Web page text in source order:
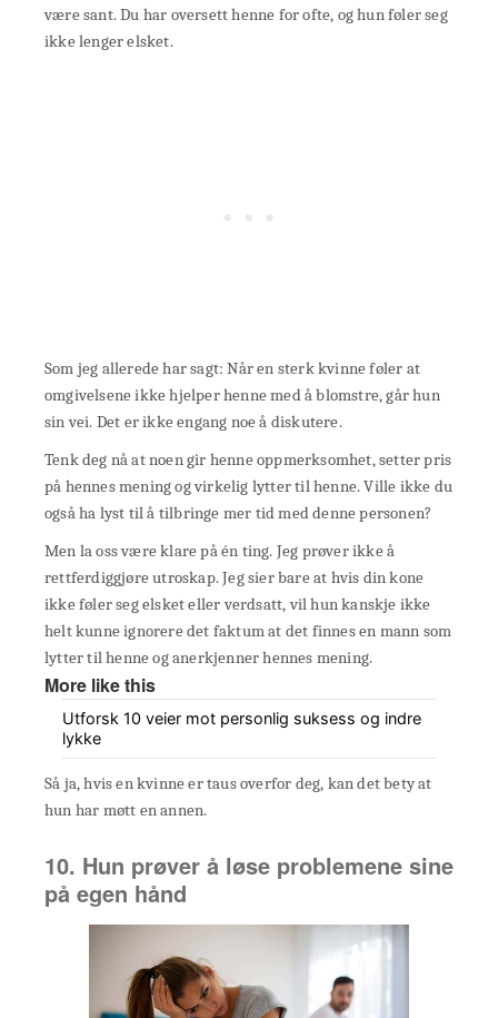
være sant. Du har oversett henne for ofte, og hun føler seg
ikke lenger elsket.
Som jeg allerede har sagt: Når en sterk kvinne føler at
omgivelsene ikke hjelper henne med å blomstre, går hun
sin vei. Det er ikke engang noe å diskutere.
Tenk deg nå at noen gir henne oppmerksomhet, setter pris
på hennes mening og virkelig lytter til henne. Ville ikke du
også ha lyst til å tilbringe mer tid med denne personen?
Men la oss være klare på én ting. Jeg prøver ikke å
rettferdiggjøre utroskap. Jeg sier bare at hvis din kone
ikke føler seg elsket eller verdsatt, vil hun kanskje ikke
helt kunne ignorere det faktum at det finnes en mann som
lytter til henne og anerkjenner hennes mening.
More like this
Utforsk 10 veier mot personlig suksess og indre
lykke
Så ja, hvis en kvinne er taus overfor deg, kan det bety at
hun har møtt en annen.
10. Hun prøver å løse problemene sine
på egen hånd